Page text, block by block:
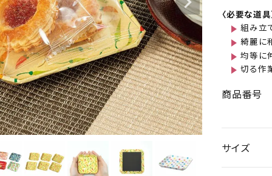
〈必要な道具
組み立
綺麗に
均等に
切る作
商品番号
サイズ